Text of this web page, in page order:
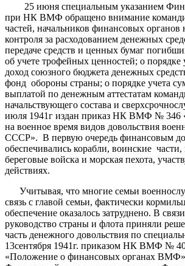
25 июня специальным указанием
при НК ВМФ обращено внимание
частей, начальников финансовых органов
контроля за расходованием денежных
передаче средств и ценных бумаг
об учете трофейных ценностей; о порядке
доход союзного бюджета денежных
фонд обороны страны; о порядке учета
выплатой по денежным аттестатам
начальствующего состава и
июля 1941г издан приказ НК ВМФ № 346
на военное время видов довольствия
СССР». В первую очередь финансовым
обеспечивались корабли, воинские части,
береговые войска и морская пехота,
действиях.
Учитывая, что многие семьи
связь с главой семьи, фактически
обеспечение оказалось затруднено. В
руководство страны и флота приняли
часть денежного довольствия по
13сентября 1941г. приказом НК ВМФ №
«Положение о финансовых органах